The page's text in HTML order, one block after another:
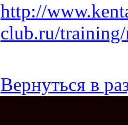
http://
club.ru/
Вернуться в